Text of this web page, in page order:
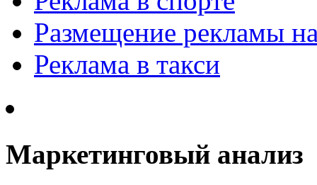
Размещение рекламы
Реклама в такси
Маркетинговый анализ